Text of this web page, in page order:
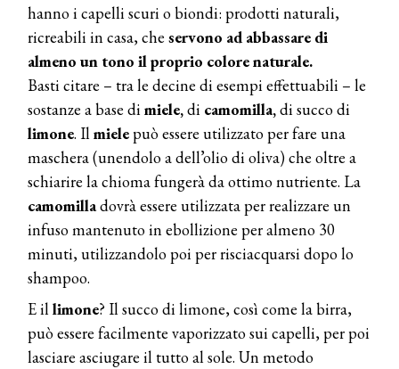
hanno i capelli scuri o biondi: prodotti naturali,
ricreabili in casa, che servono ad abbassare di
almeno un tono il proprio colore naturale.
Basti citare – tra le decine di esempi effettuabili – le
sostanze a base dimiele,di camomilla,di succo di
limone. Ilmielepuò essere utilizzato per fare una
maschera (unendolo a dell’olio di oliva) che oltre a
schiarire la chioma fungerà da ottimo nutriente. La
camomilladovrà essere utilizzata per realizzare un
infuso mantenuto in ebollizione per almeno 30
minuti, utilizzandolo poi per risciacquarsi dopo lo
shampoo.
E illimone? Il succo di limone, così come la birra,
può essere facilmente vaporizzato sui capelli, per poi
lasciare asciugare il tutto al sole. Un metodo